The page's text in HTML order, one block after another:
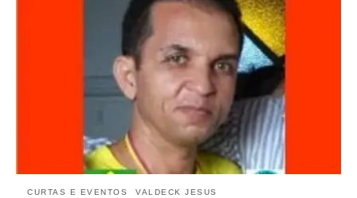
CURTAS E EVENTOS VALDECK JESUS